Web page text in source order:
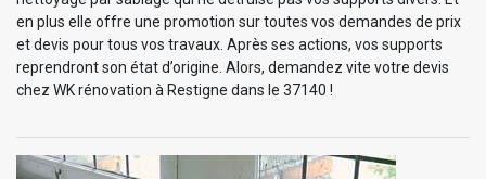
en plus elle offre une promotion sur toutes vos demandes de prix
et devis pour tous vos travaux. Après ses actions, vos supports
reprendront son état d’origine. Alors, demandez vite votre devis
chez WK rénovation à Restigne dans le 37140 !